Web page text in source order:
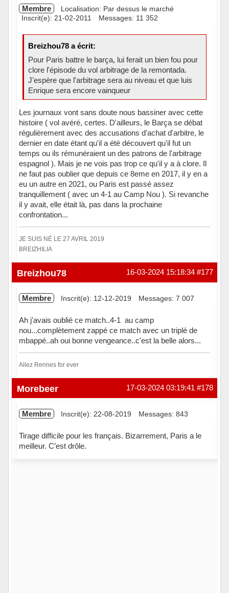
Membre
Localisation: Par dessus le marché
Inscrit(e): 21-02-2011
Messages: 11 352
Breizhou78 a écrit:
Pour Paris battre le barça, lui ferait un bien fou pour
clore l'épisode du vol arbitrage de la remontada.
J'espère que l'arbitrage sera au niveau et que luis
Enrique sera encore vainqueur
Les journaux vont sans doute nous bassiner avec cette
histoire ( vol avéré, certes. D'ailleurs, le Barça se débat
régulièrement avec des accusations d'achat d'arbitre, le
dernier en date étant qu'il a été découvert qu'il fut un
temps ou ils rémunéraient un des patrons de l'arbitrage
espagnol ). Mais je ne vois pas trop ce qu'il y a à clore. Il
ne faut pas oublier que depuis ce 8eme en 2017, il y en a
eu un autre en 2021, ou Paris est passé assez
tranquillement ( avec un 4-1 au Camp Nou ). Si revanche
il y avait, elle était là, pas dans la prochaine
confrontation...
JE SUIS NÉ LE 27 AVRIL 2019
BREIZHILIA
Hors ligne #177
16-03-2024 15:18:34
Breizhou78
Membre Inscrit(e): 12-12-2019 Messages: 7 007
Ah j'avais oublié ce match..4-1 au camp
nou...complètement zappé ce match avec un triplé de
mbappé..ah oui bonne vengeance..c'est la belle alors...
Allez Rennes for ever
Hors ligne #178
17-03-2024 03:19:41
Morebeer
Membre Inscrit(e): 22-08-2019 Messages: 843
Tirage difficile pour les français. Bizarrement, Paris a le
meilleur. C’est drôle.